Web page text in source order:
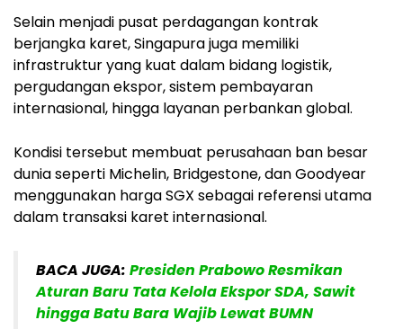
Selain menjadi pusat perdagangan kontrak
berjangka karet, Singapura juga memiliki
infrastruktur yang kuat dalam bidang logistik,
pergudangan ekspor, sistem pembayaran
internasional, hingga layanan perbankan global.
Kondisi tersebut membuat perusahaan ban besar
dunia seperti Michelin, Bridgestone, dan Goodyear
menggunakan harga SGX sebagai referensi utama
dalam transaksi karet internasional.
BACA JUGA: Presiden Prabowo Resmikan
Aturan Baru Tata Kelola Ekspor SDA, Sawit
hingga Batu Bara Wajib Lewat BUMN